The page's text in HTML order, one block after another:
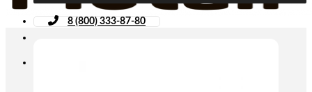
8 (800) 333-87-80